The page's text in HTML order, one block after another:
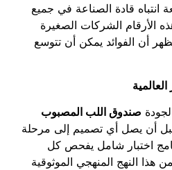
انتباه قادة الصناعة في جميع
الأرقام الشركات الصغيرة
أن الفوائد يمكن أن تتوسع
العالمية
صندوق اللب المصبوب
أن يصل أي تصميم إلى مرحلة
اختبار شامل يفحص كل
النهج المنهجي الموثوقية